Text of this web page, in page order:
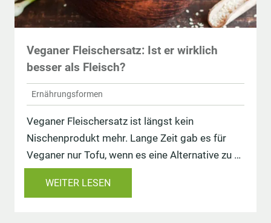
Veganer Fleischersatz: Ist er wirklich
besser als Fleisch?
Ernährungsformen
Veganer Fleischersatz ist längst kein
Nischenprodukt mehr. Lange Zeit gab es für
Veganer nur Tofu, wenn es eine Alternative zu …
WEITER LESEN